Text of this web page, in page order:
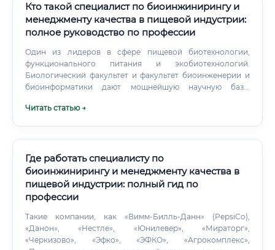
Кто такой специалист по биоинжинирингу и
менеджменту качества в пищевой индустрии:
полное руководство по профессии
Один из лидеров в сфере пищевой биотехнологии,
функционального питания и экобиотехнологий.
Биологический факультет и факультет биоинженерии и
биоинформатики дают мощнейшую научную базу.
пищевую промышленность, стандартизацию, управление
Читать статью →
Где работать специалисту по
биоинжинирингу и менеджменту качества в
пищевой индустрии: полный гид по
профессии
Такие компании, как «Вимм-Билль-Данн» (PepsiCo),
«Данон», «Нестле», «Юнилевер», «Мираторг»,
«Черкизово», «Эфко», «ЭФКО», «Агрокомплекс»,